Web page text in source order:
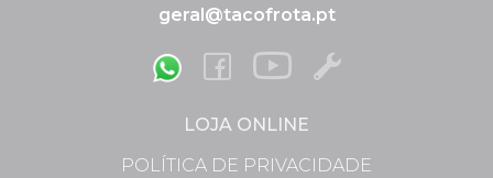
geral@tacofrota.pt
LOJA ONLINE
POLÍTICA DE PRIVACIDADE